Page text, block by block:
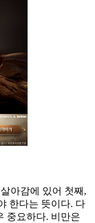
아감에 있어 첫째,
한다는 뜻이다. 다
중요하다. 비만은